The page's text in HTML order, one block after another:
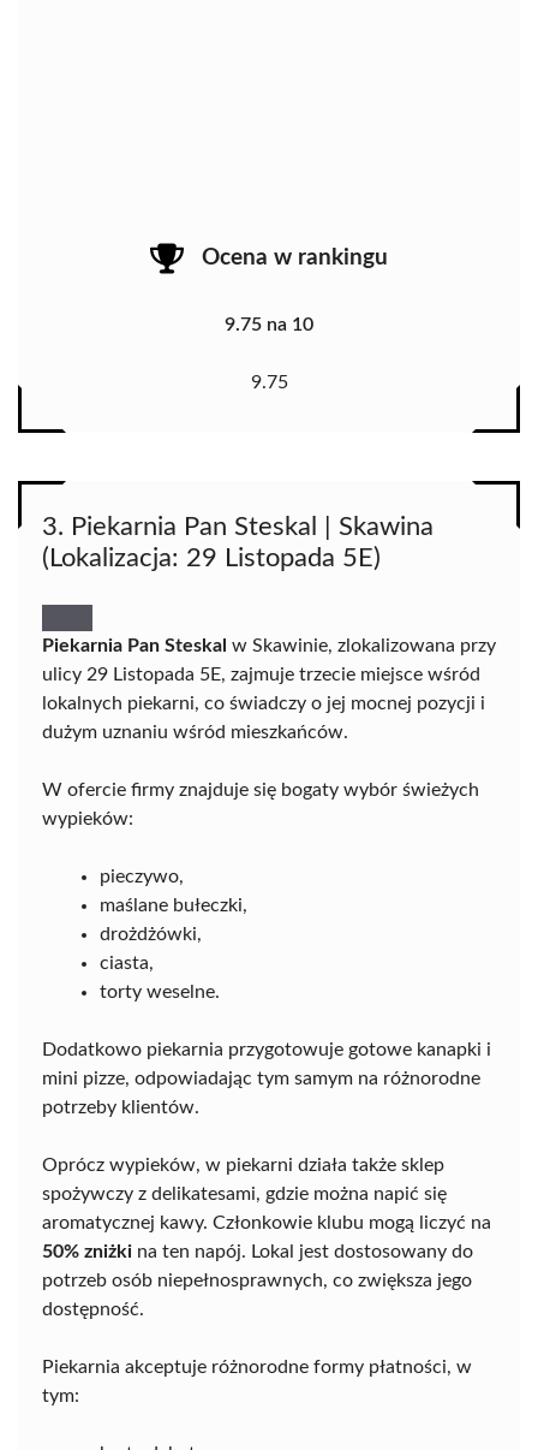
Ocena w rankingu
9.75 na 10
9.75
3. Piekarnia Pan Steskal | Skawina
(Lokalizacja: 29 Listopada 5E)
Piekarnia Pan Steskal w Skawinie, zlokalizowana przy
ulicy 29 Listopada 5E, zajmuje trzecie miejsce wśród
lokalnych piekarni, co świadczy o jej mocnej pozycji i
dużym uznaniu wśród mieszkańców.
W ofercie firmy znajduje się bogaty wybór świeżych
wypieków:
pieczywo,
maślane bułeczki,
drożdżówki,
ciasta,
torty weselne.
Dodatkowo piekarnia przygotowuje gotowe kanapki i
mini pizze, odpowiadając tym samym na różnorodne
potrzeby klientów.
Oprócz wypieków, w piekarni działa także sklep
spożywczy z delikatesami, gdzie można napić się
aromatycznej kawy. Członkowie klubu mogą liczyć na
50% zniżki na ten napój. Lokal jest dostosowany do
potrzeb osób niepełnosprawnych, co zwiększa jego
dostępność.
Piekarnia akceptuje różnorodne formy płatności, w
tym: